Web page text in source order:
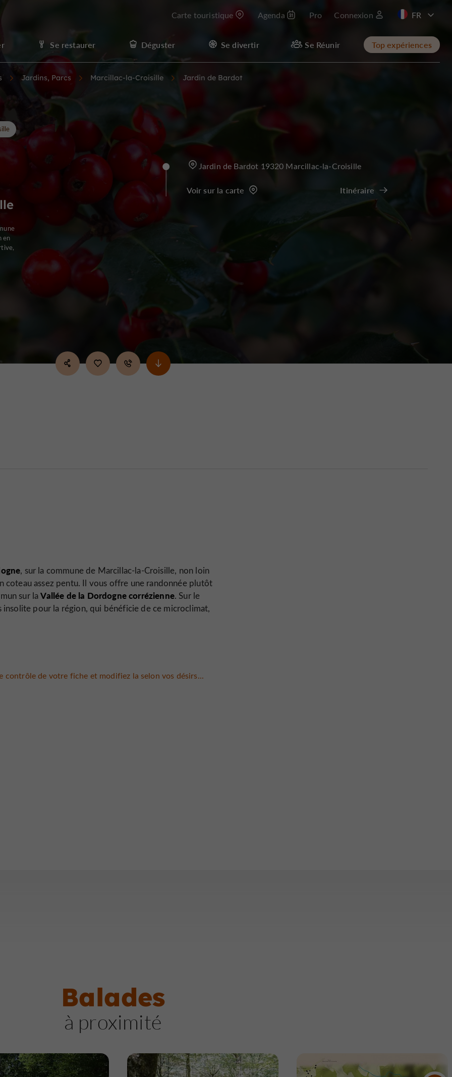
Carte touristique Agenda Pro Connexion
EN
Se restaurer Déguster Se divertir Se Réunir Top expériences
Jardins, Parcs Marcillac-la-Croisille Jardin de Bardot
en
Jardin de Bardot 19320 Marcillac-la-Croisille
Voir sur la carte Itinéraire
, sur la commune de Marcillac-la-Croisille, non loin
coteau assez pentu. Il vous offre une randonnée plutôt
sur laVallée de la Dordogne corrézienne. Sur le
pour la région, qui bénéficie de ce microclimat,
contrôle de votre fiche et modifiez la selon vos désirs...
Balades
à proximité